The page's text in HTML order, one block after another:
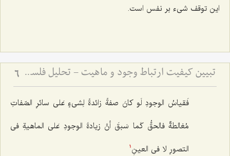
این توقف شیء بر نفس است.
تبیین کیفیت ارتباط وجود و ماهیت - تحلیل فلسفی نحوه حمل وجود بر ماهیت و رفع شبهات 6
فَقیاسُ الوجودِ لَو کانَ صفةً زائدةً لِشی‌ءٍ عَلى سائرِ الصّفاتِ
مُغالطةٌ فالحقُّ کَما سَبقَ أنَّ زیادةَ الوجودِ عَلى الماهیةِ فی
التصورِ لا فی العینِ 1